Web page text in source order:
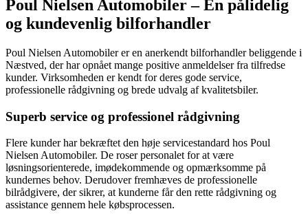
Poul Nielsen Automobiler – En pålidelig
og kundevenlig bilforhandler
Poul Nielsen Automobiler er en anerkendt bilforhandler beliggende i
Næstved, der har opnået mange positive anmeldelser fra tilfredse
kunder. Virksomheden er kendt for deres gode service,
professionelle rådgivning og brede udvalg af kvalitetsbiler.
Superb service og professionel rådgivning
Flere kunder har bekræftet den høje servicestandard hos Poul
Nielsen Automobiler. De roser personalet for at være
løsningsorienterede, imødekommende og opmærksomme på
kundernes behov. Derudover fremhæves de professionelle
bilrådgivere, der sikrer, at kunderne får den rette rådgivning og
assistance gennem hele købsprocessen.